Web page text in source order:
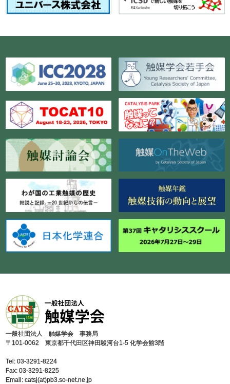
⼀般社団法⼈ 触媒学会 事務局
〒101-0062 東京都千代⽥区神⽥駿河台1-5 化学会館3階
Tel: 03-3291-8224
Fax: 03-3291-8225
Email: catsj(at)pb3.so-net.ne.jp